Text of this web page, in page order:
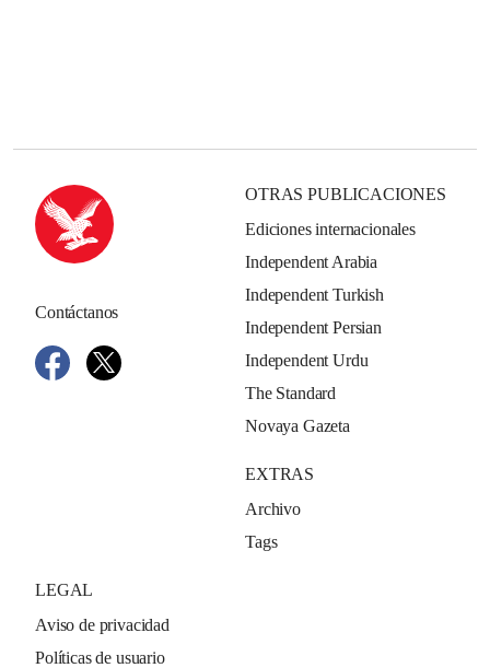
Contáctanos
OTRAS PUBLICACIONES
Ediciones internacionales
Independent Arabia
Independent Turkish
Independent Persian
Independent Urdu
The Standard
Novaya Gazeta
EXTRAS
Archivo
Tags
LEGAL
Aviso de privacidad
Políticas de usuario